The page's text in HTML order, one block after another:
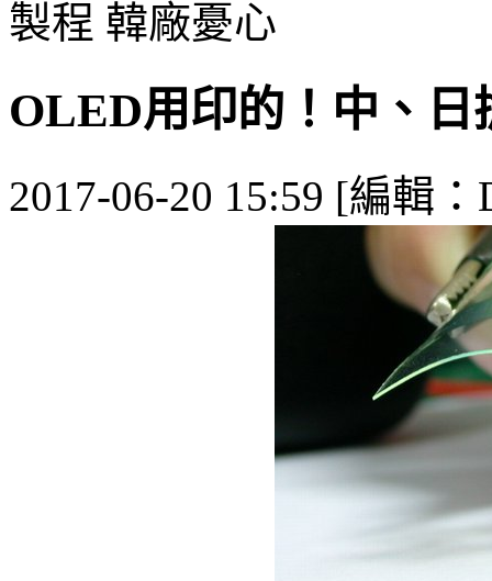
製程 韓廠憂心
OLED用印的！中、日
2017-06-20 15:59 [編輯